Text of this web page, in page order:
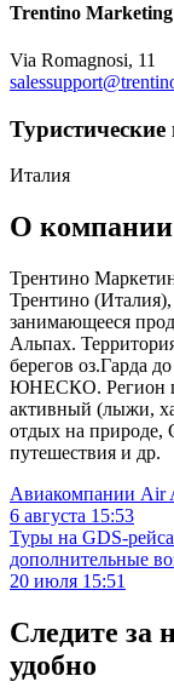
Trentino Marketing
Via Romagnosi, 11
Италия
О компании
Трентино
Трентино (Италия),
занимающееся
Альпах.
берегов оз.Гарда
ЮНЕСКО. Регион
активный (лыжи,
отдых на природе,
путешествия и др.
Авиакомпании Air
6 августа 15:53
Туры на GDS-
дополнительные
20 июля 15:51
Следите за
удобно